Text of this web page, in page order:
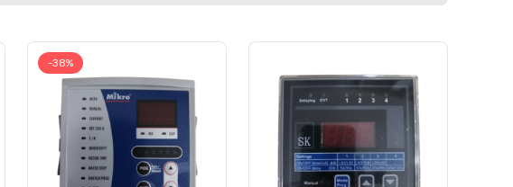
-38%